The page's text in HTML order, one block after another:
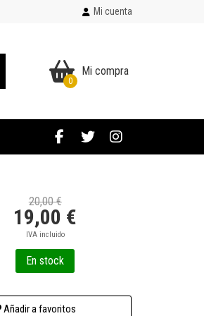
Mi cuenta
Mi compra
0
20,00 €
19,00 €
IVA incluido
En stock
Añadir a favoritos